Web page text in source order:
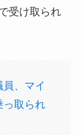
受け取られ
、マイ
取られ